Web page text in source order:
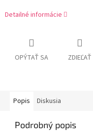
Detailné informácie
OPÝTAŤ SA ZDIEĽAŤ
Popis Diskusia
Podrobný popis